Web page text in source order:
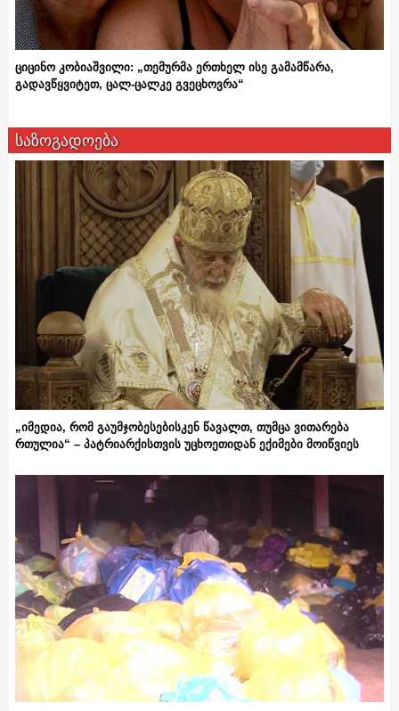
ციცინო კობიაშვილი: „თემურმა ერთხელ ისე გამამწარა,
გადავწყვიტეთ, ცალ-ცალკე გვეცხოვრა“
საზოგადოება
„იმედია, რომ გაუმჯობესებისკენ წავალთ, თუმცა ვითარება
რთულია“ – პატრიარქისთვის უცხოეთიდან ექიმები მოიწვიეს